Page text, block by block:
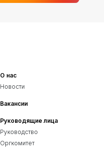
О нас
Новости
Вакансии
Руководящие лица
Руководство
Оргкомитет